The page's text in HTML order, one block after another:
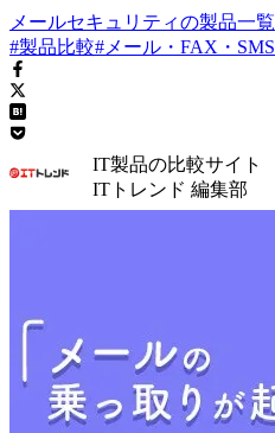
メールセキュリティの製品一覧
#製品比較#メール・FAX・SMS
IT製品の比較サイト
ITトレンド 編集部